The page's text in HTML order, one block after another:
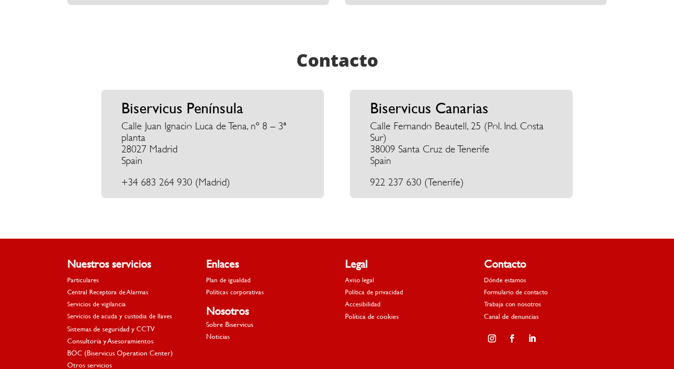
Contacto
Biservicus Península
Calle Juan Ignacio Luca de Tena, nº 8 – 3ª
planta
28027 Madrid
Spain
+34 683 264 930(Madrid)
Biservicus Canarias
Calle Fernando Beautell, 25 (Pol. Ind. Costa
Sur)
38009 Santa Cruz de Tenerife
Spain
922 237 630 (Tenerife)
Nuestros servicios
Particulares
Central Receptora de Alarmas
Servicios de vigilancia
Servicios de acuda y custodia de llaves
Sistemas de seguridad y CCTV
Consultoría y Asesoramientos
BOC (Biservicus Operation Center)
Otros servicios
Enlaces
Plan de igualdad
Políticas corporativas
Nosotros
Sobre Biservicus
Noticias
Legal
Aviso legal
Política de privacidad
Accesibilidad
Política de cookies
Contacto
Dónde estamos
Formulario de contacto
Trabaja con nosotros
Canal de denuncias